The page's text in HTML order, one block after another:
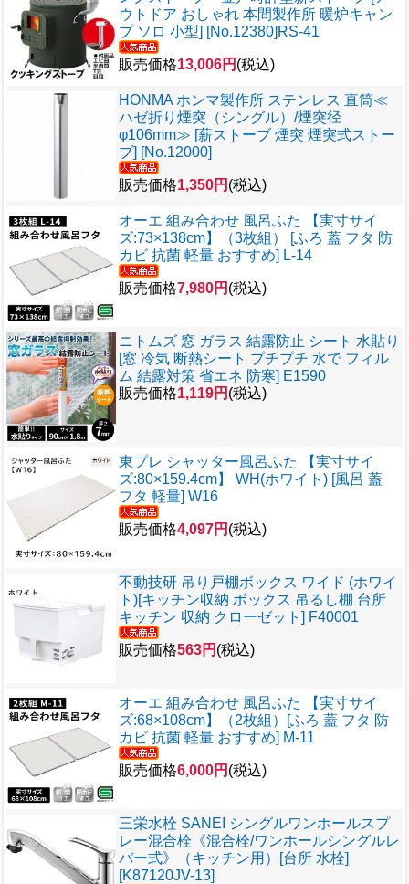
ウトドア おしゃれ 本間製作所 暖炉キャン
プ ソロ 小型] [No.12380]RS-41
販売価格13,006円 (税込)
HONMA ホンマ製作所 ステンレス 直筒≪
ハゼ折り煙突（シングル）/煙突径
φ106mm≫ [薪ストーブ 煙突 煙突式ストー
ブ] [No.12000]
販売価格1,350円 (税込)
オーエ 組み合わせ 風呂ふた 【実寸サイ
ズ:73×138cm】（3枚組） [ふろ 蓋 フタ 防
カビ 抗菌 軽量 おすすめ] L-14
販売価格7,980円 (税込)
ニトムズ 窓 ガラス 結露防止 シート 水貼り
[窓 冷気 断熱シート プチプチ 水で フィル
ム 結露対策 省エネ 防寒] E1590
販売価格1,119円 (税込)
東プレ シャッター風呂ふた 【実寸サイ
ズ:80×159.4cm】 WH(ホワイト) [風呂 蓋
フタ 軽量] W16
販売価格4,097円 (税込)
不動技研 吊り戸棚ボックス ワイド (ホワイ
ト)[キッチン収納 ボックス 吊るし棚 台所
キッチン 収納 クローゼット] F40001
販売価格563円 (税込)
オーエ 組み合わせ 風呂ふた 【実寸サイ
ズ:68×108cm】（2枚組）[ふろ 蓋 フタ 防
カビ 抗菌 軽量 おすすめ] M-11
販売価格6,000円 (税込)
三栄水栓 SANEI シングルワンホールスプ
レー混合栓《混合栓/ワンホールシングルレ
バー式》（キッチン用）[台所 水栓]
[K87120JV-13]